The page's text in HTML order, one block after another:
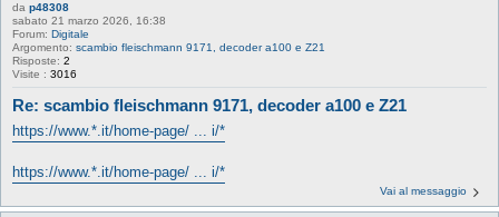
da p48308
sabato 21 marzo 2026, 16:38
Forum: Digitale
Argomento: scambio fleischmann 9171, decoder a100 e Z21
Risposte: 2
Visite : 3016
Re: scambio fleischmann 9171, decoder a100 e Z21
https://www.*.it/home-page/ ... i/*
https://www.*.it/home-page/ ... i/*
Vai al messaggio